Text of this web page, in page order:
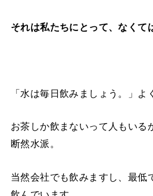
それは私たちにとって、なくて
「水は毎日飲みましょう。」よ
お茶しか飲まないって人もいる
断然水派。
当然会社でも飲みますし、最低